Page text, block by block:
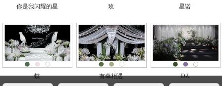
你是我闪耀的星 玫 星诺
蝶 有幸相遇 DZ